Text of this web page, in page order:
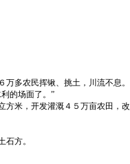
多农民挥锹、挑土，川流不息。
的场面了。”
米，开发灌溉４５万亩农田，
方。